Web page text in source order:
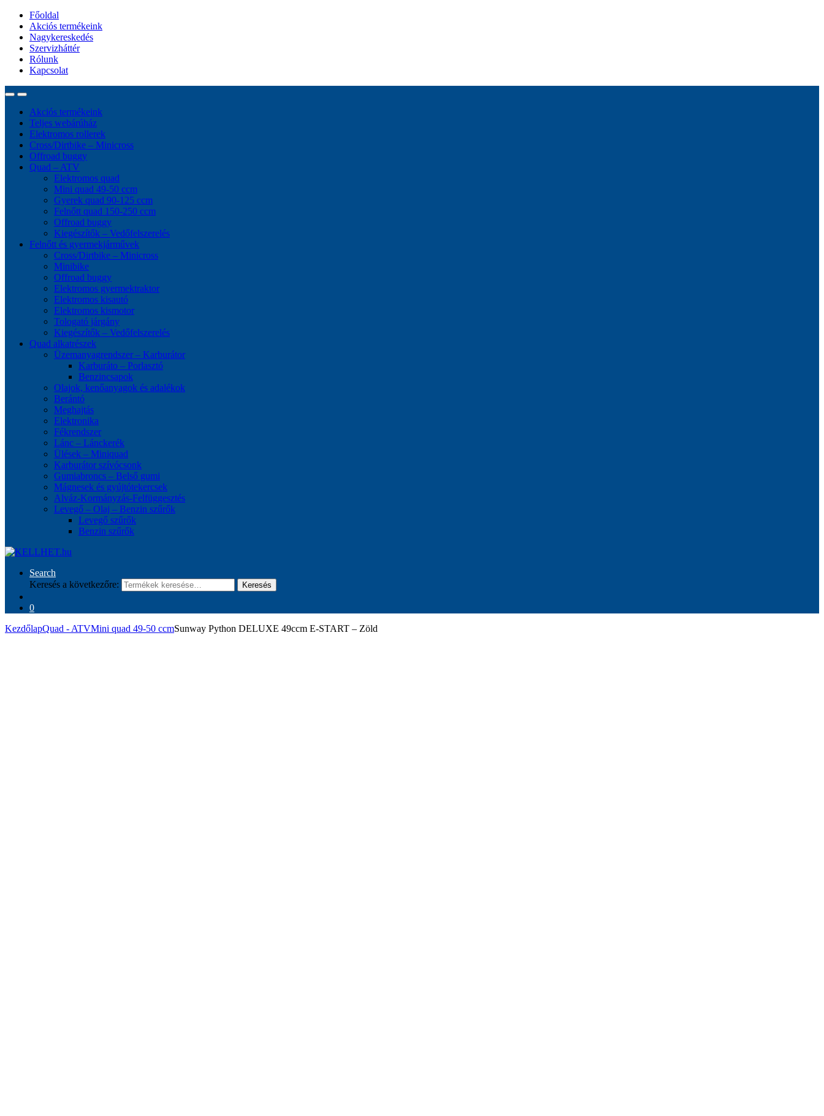
Főoldal
Akciós termékeink
Nagykereskedés
Szervizháttér
Rólunk
Kapcsolat
Akciós termékeink
Teljes webárúház
Elektromos rollerek
Cross/Dirtbike – Minicross
Offroad buggy
Quad – ATV
Elektromos quad
Mini quad 49-50 ccm
Gyerek quad 90-125 ccm
Felnőtt quad 150-250 ccm
Offroad buggy
Kiegészítők – Vedőfelszerelés
Felnőtt és gyermekjárművek
Cross/Dirtbike – Minicross
Minibike
Offroad buggy
Elektromos gyermektraktor
Elektromos kisautó
Elektromos kismotor
Tologató járgány
Kiegészítők – Vedőfelszerelés
Quad alkatrészek
Üzemanyagrendszer – Karburátor
Karburáto – Porlasztó
Benzincsapok
Olajok, kenőanyagok és adalékok
Berántó
Meghajtás
Elektronika
Fékrendszer
Lánc – Lánckerék
Ülések – Miniquad
Karburátor szívócsonk
Gumiabroncs – Belső gumi
Mágnesek és gyújtótekercsek
Alváz-Kormányzás-Felfüggesztés
Levegő – Olaj – Benzin szűrők
Levegő szűrők
Benzin szűrők
Search
Keresés a következőre:
Keresés
0
KezdőlapQuad - ATVMini quad 49-50 ccmSunway Python DELUXE 49ccm E-START – Zöld